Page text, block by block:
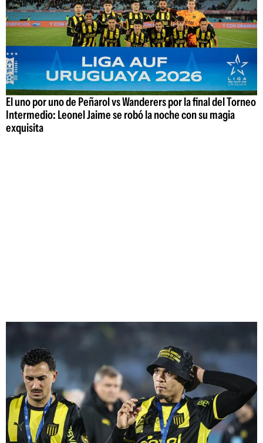
El uno por uno de Peñarol vs Wanderers por la final del Torneo
Intermedio: Leonel Jaime se robó la noche con su magia
exquisita